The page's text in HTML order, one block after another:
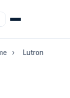
›
Lutron